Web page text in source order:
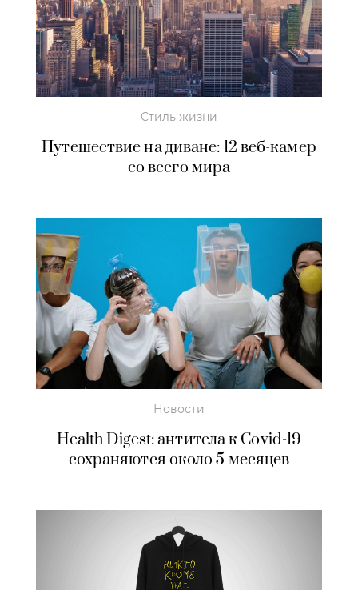
Стиль жизни
Путешествие на диване: 12 веб-камер
со всего мира
Новости
Health Digest: антитела к Covid-19
сохраняются около 5 месяцев